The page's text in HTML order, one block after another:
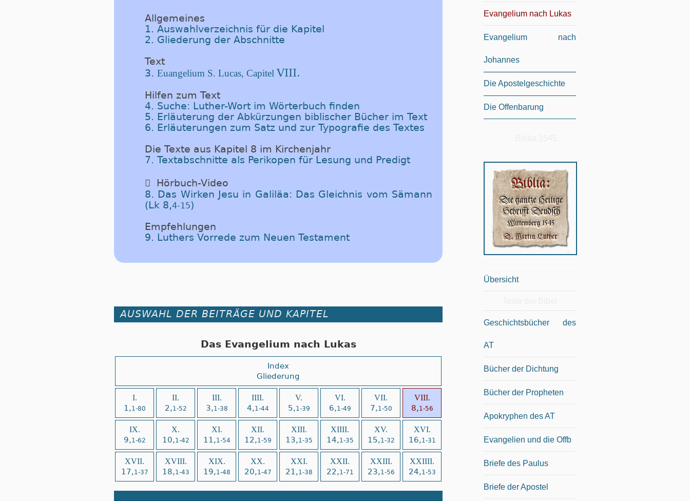
Allgemeines
1. Auswahlverzeichnis für die Kapitel
2. Gliederung der Abschnitte
Text
3. Euangelium S. Lucas, Capitel VIII.
Hilfen zum Text
4. Suche: Luther-Wort im Wörterbuch finden
5. Erläuterung der Abkürzungen biblischer Bücher im Text
6. Erläuterungen zum Satz und zur Typografie des Textes
Die Texte aus Kapitel 8 im Kirchenjahr
7. Textabschnitte als Perikopen für Lesung und Predigt
 Hörbuch-Video
8. Das Wirken Jesu in Galiläa: Das Gleichnis vom Sämann
(Lk 8,4-15)
Empfehlungen
9. Luthers Vorrede zum Neuen Testament
AUSWAHL DER BEITRÄGE UND KAPITEL
Das Evangelium nach Lukas
Index
Gliederung
I.
1,1-80
II.
2,1-52
III.
3,1-38
IIII.
4,1-44
V.
5,1-39
VI.
6,1-49
VII.
7,1-50
VIII.
8,1-56
IX.
9,1-62
X.
10,1-42
XI.
11,1-54
XII.
12,1-59
XIII.
13,1-35
XIIII.
14,1-35
XV.
15,1-32
XVI.
16,1-31
XVII.
17,1-37
XVIII.
18,1-43
XIX.
19,1-48
XX.
20,1-47
XXI.
21,1-38
XXII.
22,1-71
XXIII.
23,1-56
XXIIII.
24,1-53
Evangelium nach Lukas
Evangelium nach
Johannes
Die Apostelgeschichte
Die Offenbarung
Übersicht
Geschichtsbücher des
AT
Bücher der Dichtung
Bücher der Propheten
Apokryphen des AT
Evangelien und die Offb
Briefe des Paulus
Briefe der Apostel